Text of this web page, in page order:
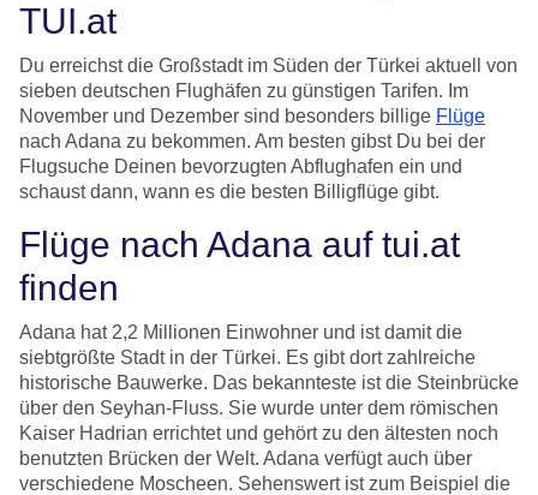
TUI.at
Du erreichst die Großstadt im Süden der Türkei aktuell von
sieben deutschen Flughäfen zu günstigen Tarifen. Im
November und Dezember sind besonders billige Flüge
nach Adana zu bekommen. Am besten gibst Du bei der
Flugsuche Deinen bevorzugten Abflughafen ein und
schaust dann, wann es die besten Billigflüge gibt.
Flüge nach Adana auf tui.at
finden
Adana hat 2,2 Millionen Einwohner und ist damit die
siebtgrößte Stadt in der Türkei. Es gibt dort zahlreiche
historische Bauwerke. Das bekannteste ist die Steinbrücke
über den Seyhan-Fluss. Sie wurde unter dem römischen
Kaiser Hadrian errichtet und gehört zu den ältesten noch
benutzten Brücken der Welt. Adana verfügt auch über
verschiedene Moscheen. Sehenswert ist zum Beispiel die